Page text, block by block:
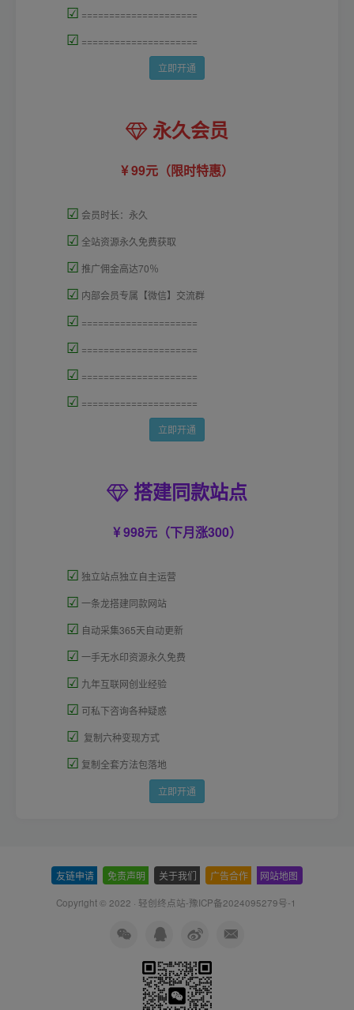
☑ =====================
☑ =====================
立即开通
永久会员
99元（限时特惠）
☑ 会员时长：永久
☑ 全站资源永久免费获取
☑ 推广佣金高达70％
☑ 内部会员专属【微信】交流群
☑ =====================
☑ =====================
☑ =====================
☑ =====================
立即开通
搭建同款站点
998元（下月涨300）
☑ 独立站点独立自主运营
☑ 一条龙搭建同款网站
☑ 自动采集365天自动更新
☑ 一手无水印资源永久免费
☑ 九年互联网创业经验
☑ 可私下咨询各种疑惑
☑ 复制六种变现方式
☑ 复制全套方法包落地
立即开通
友链申请 免责声明 关于我们 广告合作 网站地图
Copyright © 2022 · 轻创终点站-豫ICP备2024095279号-1